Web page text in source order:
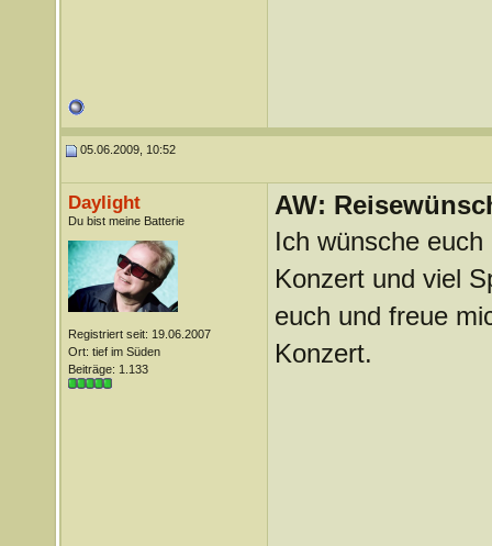
05.06.2009, 10:52
Daylight
Du bist meine Batterie
Registriert seit: 19.06.2007
Ort: tief im Süden
Beiträge: 1.133
AW:
Ich wünsche
Konzert und viel
euch und freue
Konzert.